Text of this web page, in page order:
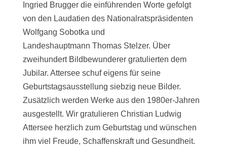
Ingried Brugger die einführenden Worte gefolgt
von den Laudatien des Nationalratspräsidenten
Wolfgang Sobotka und
Landeshauptmann Thomas Stelzer. Über
zweihundert Bildbewunderer gratulierten dem
Jubilar. Attersee schuf eigens für seine
Geburtstagsausstellung siebzig neue Bilder.
Zusätzlich werden Werke aus den 1980er-Jahren
ausgestellt. Wir gratulieren Christian Ludwig
Attersee herzlich zum Geburtstag und wünschen
ihm viel Freude, Schaffenskraft und Gesundheit.